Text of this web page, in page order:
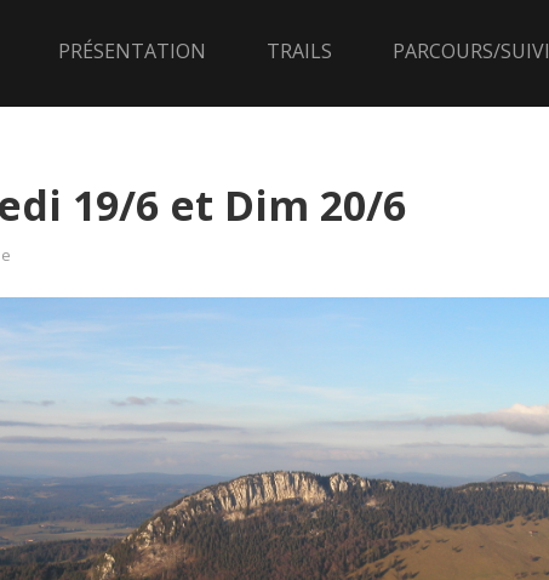
PRÉSENTATION TRAILS PARCOURS/SUIVI
19/6 et Dim 20/6